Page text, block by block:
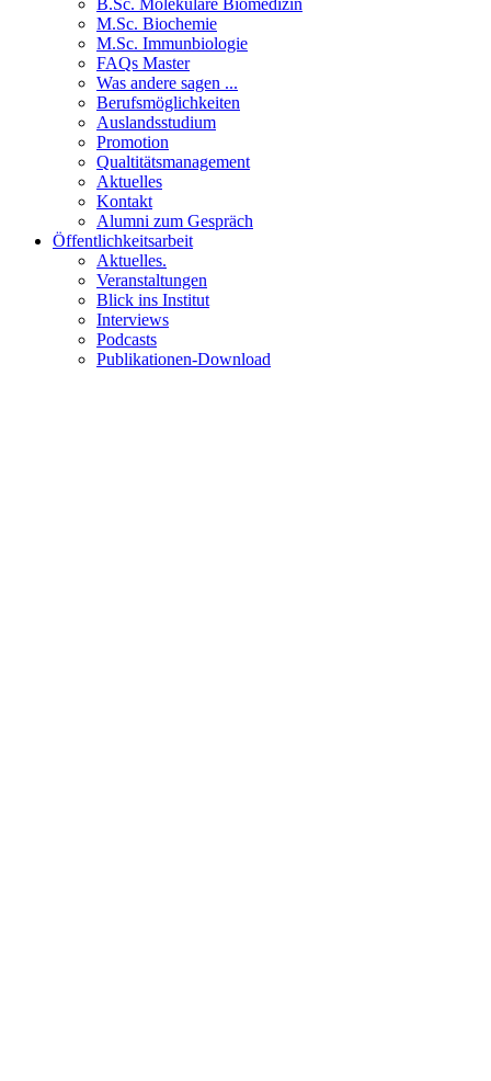
M.Sc. Biochemie
M.Sc. Immunbiologie
FAQs Master
Was andere sagen ...
Berufsmöglichkeiten
Auslandsstudium
Promotion
Qualtitätsmanagement
Aktuelles
Kontakt
Alumni zum Gespräch
Öffentlichkeitsarbeit
Aktuelles.
Veranstaltungen
Blick ins Institut
Interviews
Podcasts
Publikationen-Download